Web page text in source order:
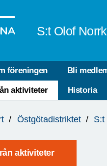
S:t Olof
föreningen Bli
aktiviteter Historia
Östgötadistriktet S:t
aktiviteter